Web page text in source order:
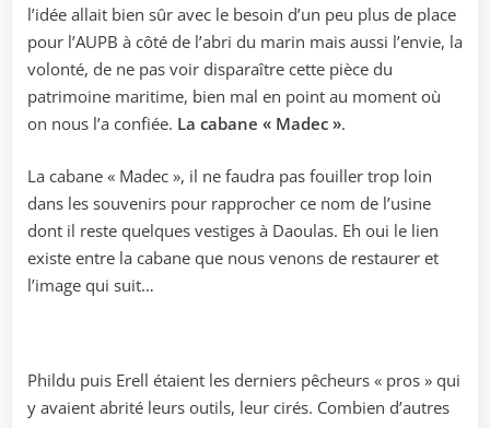
l’idée allait bien sûr avec le besoin d’un peu plus de place
pour l’AUPB à côté de l’abri du marin mais aussi l’envie, la
volonté, de ne pas voir disparaître cette pièce du
patrimoine maritime, bien mal en point au moment où
on nous l’a confiée. La cabane « Madec ».
La cabane « Madec », il ne faudra pas fouiller trop loin
dans les souvenirs pour rapprocher ce nom de l’usine
dont il reste quelques vestiges à Daoulas. Eh oui le lien
existe entre la cabane que nous venons de restaurer et
l’image qui suit…
Phildu puis Erell étaient les derniers pêcheurs « pros » qui
y avaient abrité leurs outils, leur cirés. Combien d’autres